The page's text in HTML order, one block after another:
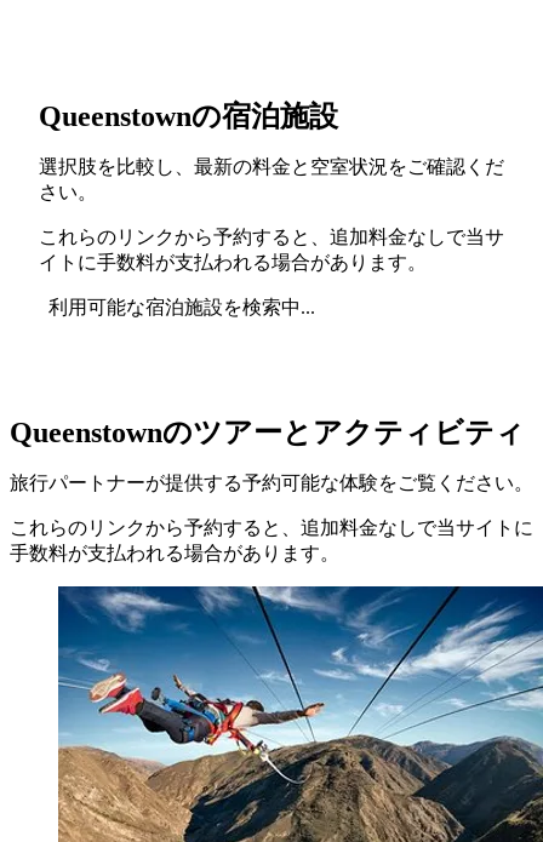
Queenstownの宿泊施設
選択肢を比較し、最新の料金と空室状況をご確認くだ
さい。
これらのリンクから予約すると、追加料金なしで当サ
イトに手数料が支払われる場合があります。
利用可能な宿泊施設を検索中...
Queenstownのツアーとアクティビティ
旅行パートナーが提供する予約可能な体験をご覧ください。
これらのリンクから予約すると、追加料金なしで当サイトに
手数料が支払われる場合があります。